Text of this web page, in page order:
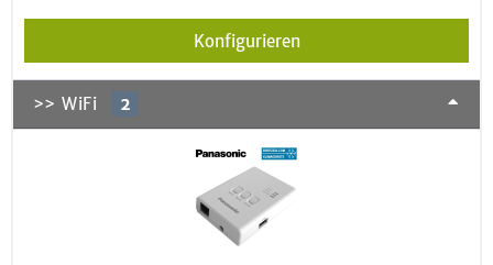
Konfigurieren
>> WiFi 2